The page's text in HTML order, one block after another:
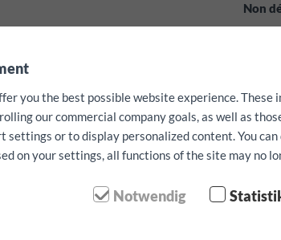
Non
/ kilométre
Heure de prise en charge:
you the best possible website experience.
our commercial company goals, as well as
settings or to display personalized content. You
on your settings, all functions of the site may no
Notwendig